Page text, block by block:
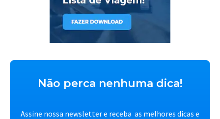
Não perca nenhuma dica!
Assine nossa newsletter e receba as melhores dicas e